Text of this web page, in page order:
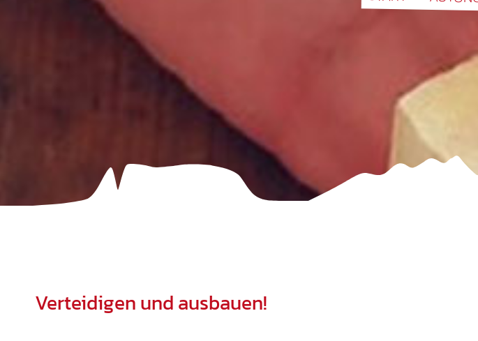
Verteidigen und ausbauen!